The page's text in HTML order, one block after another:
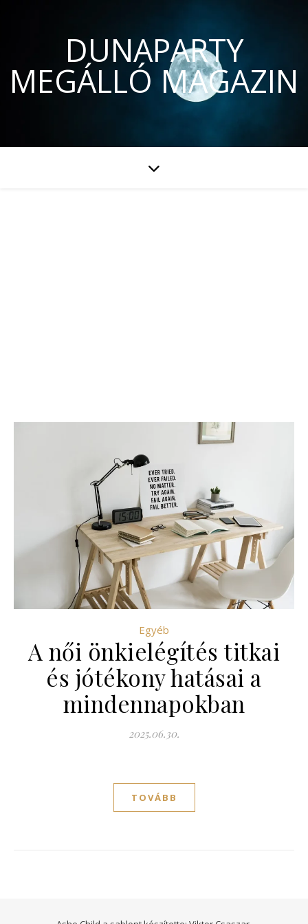
DUNAPARTY
MEGÁLLÓ MAGAZIN
Egyéb
A női önkielégítés titkai
és jótékony hatásai a
mindennapokban
2025.06.30.
TOVÁBB